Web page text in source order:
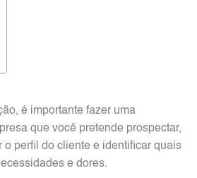
é importante fazer uma
que você pretende prospectar,
o perfil do cliente e identificar quais
e dores.